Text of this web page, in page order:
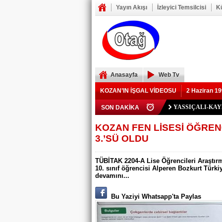
Yayın Akışı İzleyici Temsilcisi
Anasayfa Web Tv
KOZAN’IN İŞGAL VİDEOSU 2 Haziran
SON DAKİKA
YIKILAN İMAM
73 yaşındaki
Şerif Köşeli, MHP
ZAFER
YASSIÇALI-
Polis Memuru
Kozan Gedikli
Eskimantaş Köyü
FEKE’DE
KOZAN’DA
BÖBREKLERİ
DAMDAN
Feke’de Yeni
Kozan’daki
Mansurlu Yol
KOZAN FEN LİSESİ
3.’SÜ OLDU
TÜBİTAK 2204-A Lise Öğrencileri
10. sınıf öğrencisi Alperen Bozkurt
devamını...
Bu Yaziyi Whatsapp'ta Paylas